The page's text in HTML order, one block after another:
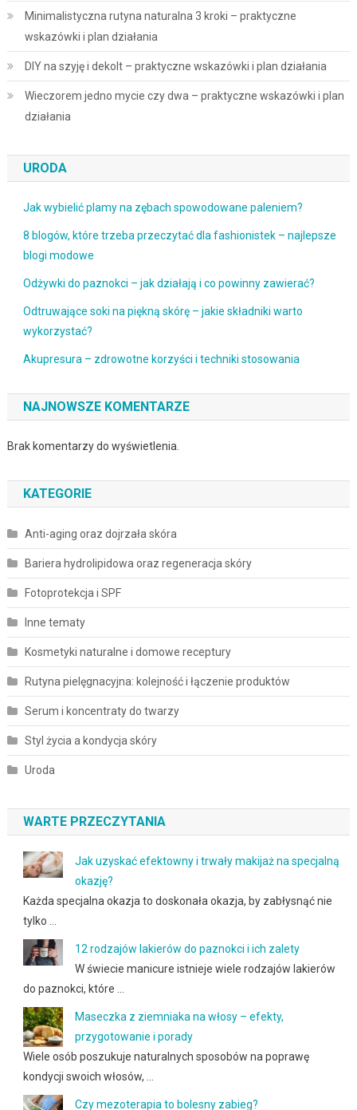
Minimalistyczna rutyna naturalna 3 kroki – praktyczne
wskazówki i plan działania
DIY na szyję i dekolt – praktyczne wskazówki i plan działania
Wieczorem jedno mycie czy dwa – praktyczne wskazówki i plan
działania
URODA
Jak wybielić plamy na zębach spowodowane paleniem?
8 blogów, które trzeba przeczytać dla fashionistek – najlepsze
blogi modowe
Odżywki do paznokci – jak działają i co powinny zawierać?
Odtruwające soki na piękną skórę – jakie składniki warto
wykorzystać?
Akupresura – zdrowotne korzyści i techniki stosowania
NAJNOWSZE KOMENTARZE
Brak komentarzy do wyświetlenia.
KATEGORIE
Anti-aging oraz dojrzała skóra
Bariera hydrolipidowa oraz regeneracja skóry
Fotoprotekcja i SPF
Inne tematy
Kosmetyki naturalne i domowe receptury
Rutyna pielęgnacyjna: kolejność i łączenie produktów
Serum i koncentraty do twarzy
Styl życia a kondycja skóry
Uroda
WARTE PRZECZYTANIA
Jak uzyskać efektowny i trwały makijaż na specjalną
okazję?
Każda specjalna okazja to doskonała okazja, by zabłysnąć nie
tylko …
12 rodzajów lakierów do paznokci i ich zalety
W świecie manicure istnieje wiele rodzajów lakierów
do paznokci, które …
Maseczka z ziemniaka na włosy – efekty,
przygotowanie i porady
Wiele osób poszukuje naturalnych sposobów na poprawę
kondycji swoich włosów, …
Czy mezoterapia to bolesny zabieg?